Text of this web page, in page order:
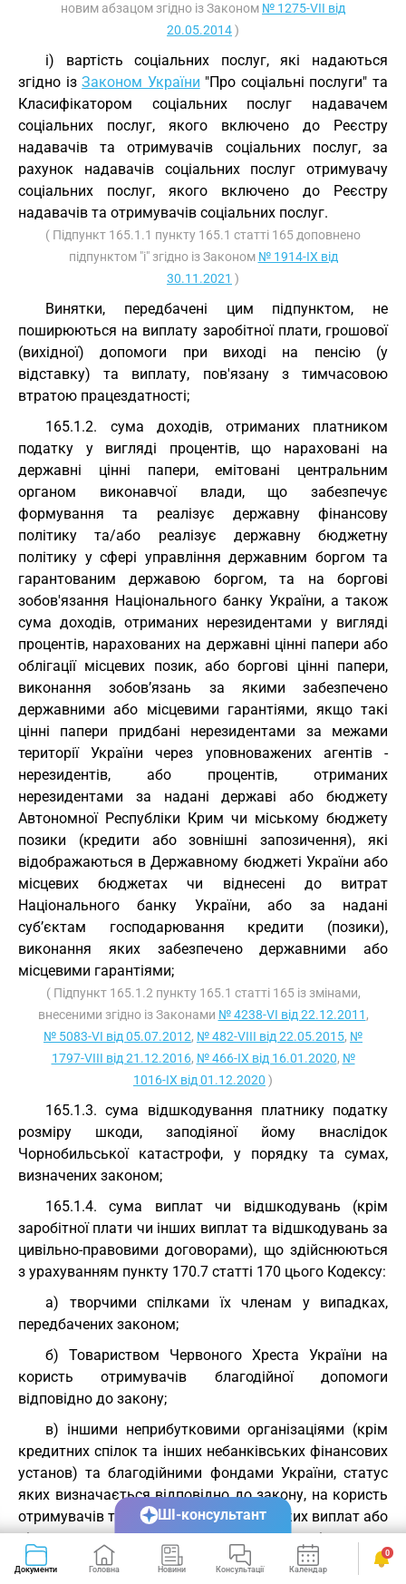
новим абзацом згідно із Законом № 1275-VII від
20.05.2014)
і) вартість соціальних послуг, які надаються
згідно ізЗаконом України "Про соціальні послуги" та
Класифікатором соціальних послуг надавачем
соціальних послуг, якого включено до Реєстру
надавачів та отримувачів соціальних послуг, за
рахунок надавачів соціальних послуг отримувачу
соціальних послуг, якого включено до Реєстру
надавачів та отримувачів соціальних послуг.
( Підпункт 165.1.1 пункту 165.1 статті 165 доповнено
підпунктом "і" згідно із Законом № 1914-IX від
30.11.2021 )
Винятки, передбачені цим підпунктом, не
поширюються на виплату заробітної плати, грошової
(вихідної) допомоги при виході на пенсію (у
відставку) та виплату, пов'язану з тимчасовою
втратою працездатності;
165.1.2. сума доходів, отриманих платником
податку у вигляді процентів, що нараховані на
державні цінні папери, емітовані центральним
органом виконавчої влади, що забезпечує
формування та реалізує державну фінансову
політику та/або реалізує державну бюджетну
політику у сфері управління державним боргом та
гарантованим державою боргом, та на боргові
зобов'язання Національного банку України, а також
сума доходів, отриманих нерезидентами у вигляді
процентів, нарахованих на державні цінні папери або
облігації місцевих позик, або боргові цінні папери,
виконання зобов’язань за якими забезпечено
державними або місцевими гарантіями, якщо такі
цінні папери придбані нерезидентами за межами
території України через уповноважених агентів -
нерезидентів, або процентів, отриманих
нерезидентами за надані державі або бюджету
Автономної Республіки Крим чи міському бюджету
позики (кредити або зовнішні запозичення), які
відображаються в Державному бюджеті України або
місцевих бюджетах чи віднесені до витрат
Національного банку України, або за надані
суб’єктам господарювання кредити (позики),
виконання яких забезпечено державними або
місцевими гарантіями;
( Підпункт 165.1.2 пункту 165.1 статті 165 із змінами,
внесеними згідно із Законами № 4238-VI від 22.12.2011 ,
№ 5083-VI від 05.07.2012, № 482-VIII від 22.05.2015, №
1797-VIII від 21.12.2016, № 466-IX від 16.01.2020, №
1016-IX від 01.12.2020 )
165.1.3. сума відшкодування платнику податку
розміру шкоди, заподіяної йому внаслідок
Чорнобильської катастрофи, у порядку та сумах,
визначених законом;
165.1.4. сума виплат чи відшкодувань (крім
заробітної плати чи інших виплат та відшкодувань за
цивільно-правовими договорами), що здійснюються
з урахуванням пункту 170.7 статті 170 цього Кодексу:
а) творчими спілками їх членам у випадках,
передбачених законом;
б) Товариством Червоного Хреста України на
користь отримувачів благодійної допомоги
відповідно до закону;
в) іншими неприбутковими організаціями (крім
кредитних спілок та інших небанківських фінансових
установ) та благодійними фондами України, статус
яких визначається відповідно до закону, на користь
отримувачів таких виплат, крім будь-яких виплат або
відшкодувань членам керівних органів таких
організацій або фондів та пов'язаним з ними
Документи Головна Новини Консультації Календар Сервіси
0
ШІ-консультант